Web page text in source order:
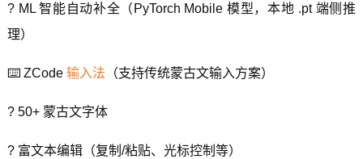
? ML 智能自动补全（PyTorch Mobile 模型，本地 .pt 端侧推
理）
⌨️ ZCode 输入法 （支持传统蒙古文输入方案）
? 50+ 蒙古文字体
? 富文本编辑（复制/粘贴、光标控制等）